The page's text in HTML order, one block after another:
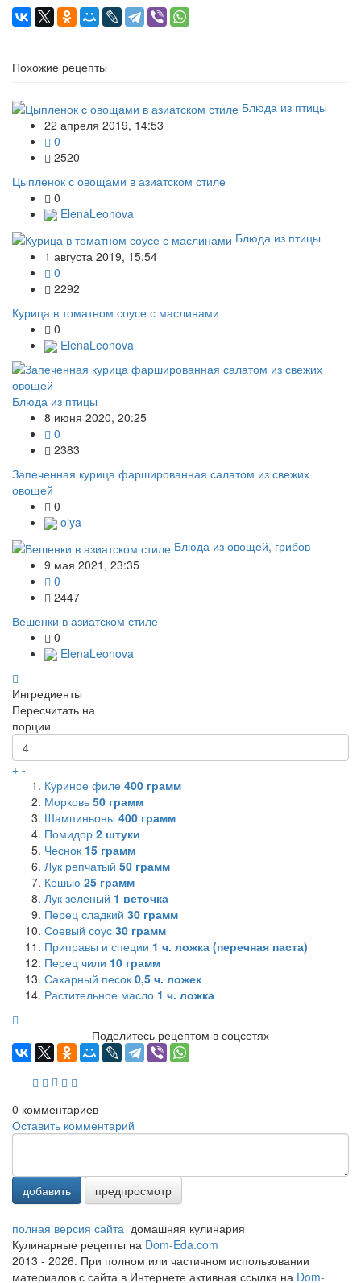
Похожие рецепты
Блюда из птицы
22 апреля 2019, 14:53
0
2520
Цыпленок с овощами в азиатском стиле
0
ElenaLeonova
Блюда из птицы
1 августа 2019, 15:54
0
2292
Курица в томатном соусе с маслинами
0
ElenaLeonova
Блюда из птицы
8 июня 2020, 20:25
0
2383
Запеченная курица фаршированная салатом из свежих
овощей
0
olya
Блюда из овощей, грибов
9 мая 2021, 23:35
0
2447
Вешенки в азиатском стиле
0
ElenaLeonova
Ингредиенты
Пересчитать на
порции
+ -
Куриное филе 400 грамм
Морковь 50 грамм
Шампиньоны 400 грамм
Помидор 2 штуки
Чеснок 15 грамм
Лук репчатый 50 грамм
Кешью 25 грамм
Лук зеленый 1 веточка
Перец сладкий 30 грамм
Соевый соус 30 грамм
Приправы и специи 1 ч. ложка (перечная паста)
Перец чили 10 грамм
Сахарный песок 0,5 ч. ложек
Растительное масло 1 ч. ложка
Поделитесь рецептом в соцсетях
0 комментариев
Оставить комментарий
добавить предпросмотр
полная версия сайта домашняя кулинария
Кулинарные рецепты на Dom-Eda.com
2013 - 2026. При полном или частичном использовании
материалов с сайта в Интернете активная ссылка на Dom-